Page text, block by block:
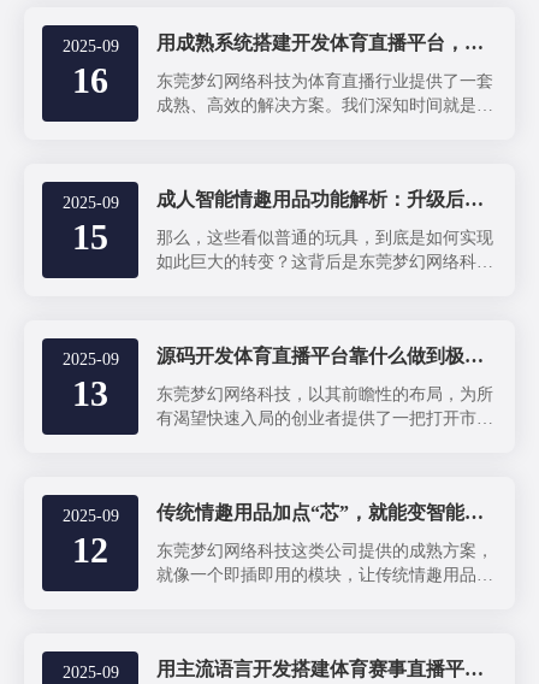
2025-09
16
用成熟系统搭建开发体育直播平台，优点运行稳定，缺点费钱
东莞梦幻网络科技为体育直播行业提供了一套
成熟、高效的解决方案。我们深知时间就是金
2025-09
15
成人智能情趣用品功能解析：升级后为什么更受欢迎
那么，这些看似普通的玩具，到底是如何实现
如此巨大的转变？这背后是东莞梦幻网络科技
2025-09
13
源码开发体育直播平台靠什么做到极速交付？
东莞梦幻网络科技，以其前瞻性的布局，为所
有渴望快速入局的创业者提供了一把打开市场
2025-09
12
传统情趣用品加点“芯”，就能变智能？也有潜在问题
东莞梦幻网络科技这类公司提供的成熟方案，
就像一个即插即用的模块，让传统情趣用品也
2025-09
用主流语言开发搭建体育赛事直播平台有什么好处？